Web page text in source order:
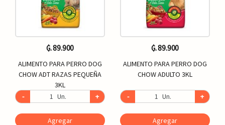
₲. 89.900
ALIMENTO PARA PERRO DOG
CHOW ADT RAZAS PEQUEÑA
3KL
-
Un. +
Agregar
₲. 89.900
ALIMENTO PARA PERRO DOG
CHOW ADULTO 3KL
- Un. +
Agregar